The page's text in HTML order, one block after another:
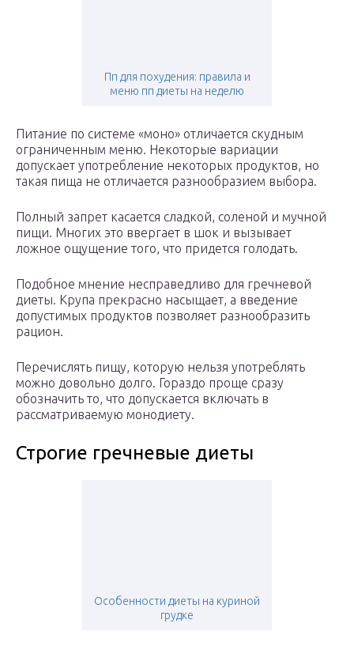
Пп для похудения: правила и
меню пп диеты на неделю
Питание по системе «моно» отличается скудным
ограниченным меню. Некоторые вариации
допускает употребление некоторых продуктов, но
такая пища не отличается разнообразием выбора.
Полный запрет касается сладкой, соленой и мучной
пищи. Многих это ввергает в шок и вызывает
ложное ощущение того, что придется голодать.
Подобное мнение несправедливо для гречневой
диеты. Крупа прекрасно насыщает, а введение
допустимых продуктов позволяет разнообразить
рацион.
Перечислять пищу, которую нельзя употреблять
можно довольно долго. Гораздо проще сразу
обозначить то, что допускается включать в
рассматриваемую монодиету.
Строгие гречневые диеты
Особенности диеты на куриной
грудке